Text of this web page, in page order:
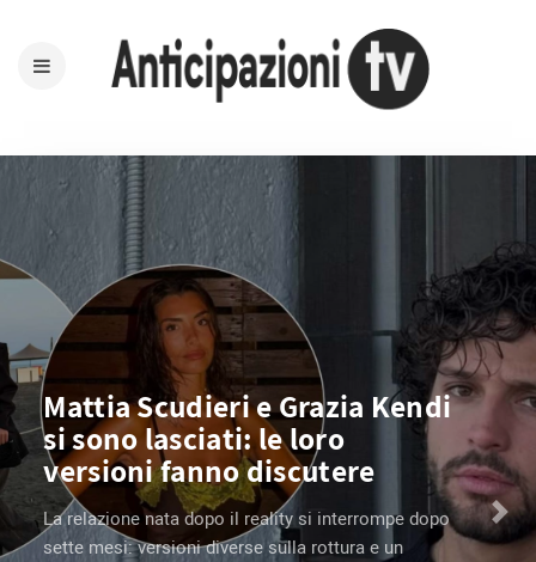
Anticipazioni TV e News
Mattia Scudieri e Grazia Kendi
si sono lasciati: le loro
versioni fanno discutere
La relazione nata dopo il reality si interrompe dopo
sette mesi: versioni diverse sulla rottura e un